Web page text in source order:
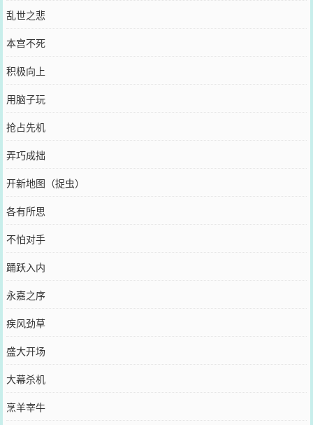
乱世之悲
本宫不死
积极向上
用脑子玩
抢占先机
弄巧成拙
开新地图（捉虫）
各有所思
不怕对手
踊跃入内
永嘉之序
疾风劲草
盛大开场
大幕杀机
烹羊宰牛